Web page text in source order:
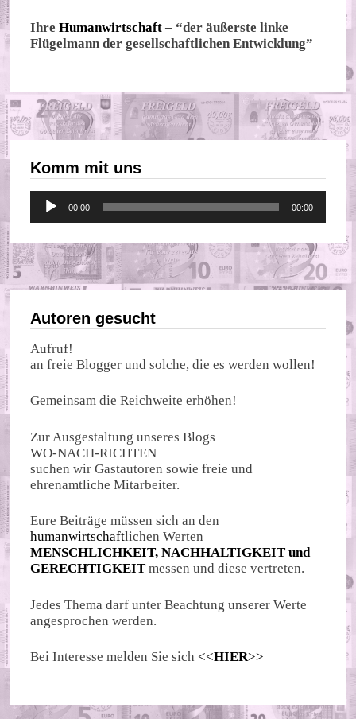
IhreHumanwirtschaft – “der äußerste linke
Flügelmann der gesellschaftlichen Entwicklung”
Komm mit uns
Audio-
Player
00:00 00:00
Autoren gesucht
Aufruf!
an freie Blogger und solche, die es werden wollen!
Gemeinsam die Reichweite erhöhen!
Zur Ausgestaltung unseres Blogs
WO-NACH-RICHTEN
suchen wir Gastautoren sowie freie und
ehrenamtliche Mitarbeiter.
Eure Beiträge müssen sich an den
humanwirtschaftlichen Werten
MENSCHLICHKEIT, NACHHALTIGKEIT und
GERECHTIGKEIT messen und diese vertreten.
Jedes Thema darf unter Beachtung unserer Werte
angesprochen werden.
Bei Interesse melden Sie sich <<HIER>>